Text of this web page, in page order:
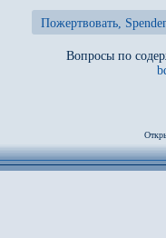
Пожертвовать,
Вопросы по